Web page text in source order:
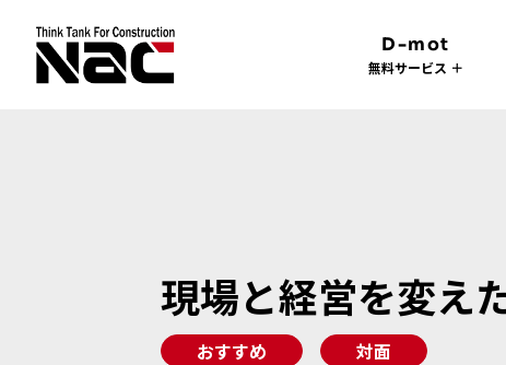
D-mot
無料サービス ＋
現場と経営を変え
おすすめ 対面